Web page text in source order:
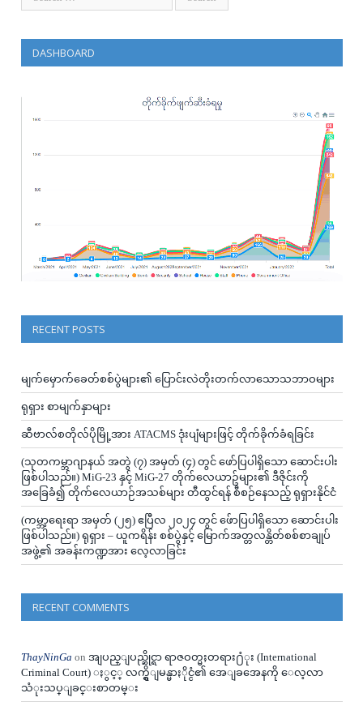
DASHBOARD
RECENT POSTS
မျက်မှောက်ခေတ်စစ်ပွဲများ၏ ပြောင်းလဲတိုးတက်လာသောသဘာဝများ
ရုရှား စာမျက်နှာများ
ဆီဗာလ်စတိုလ်ပိုမြို့အား ATACMS ဒုံးပျံများဖြင့် တိုက်ခိုက်ခံရခြင်း
(သုတကမ္ဘာဂျာနယ် အတွဲ (၇) အမှတ် (၄) တွင် ဖော်ပြပါရှိသော ဆောင်းပါး
ဖြစ်ပါသည်။) MiG-23 နှင့် MiG-27 တိုက်လေယာဥ်များ၏ ဒီဇိုင်းကို
အခြေခံ၍ တိုက်လေယာဉ်အသစ်များ တီထွင်ရန် စီစဉ်နေသည့် ရုရှားနိုင်ငံ
(ကမ္ဘာ့ရေးရာ အမှတ် (၂၅) ဧပြီလ ၂၀၂၄ တွင် ဖ်ောပြပါရှိသော ဆောင်းပါး
ဖြစ်ပါသည်။) ရုရှား – ယူကရိန်း စစ်ပွဲနှင့် မြောက်အတ္တလန္တိတ်စစ်စာချုပ်
အဖွဲ့၏ အခန်းကဏ္ဍအား လေ့လာခြင်း
RECENT COMMENTS
ThayNinGa on အျပည္ျပည္ဆိုင္ရာ ရာဇဝတ္မႈတရား႐ံုး (International
Criminal Court) ႏွင့္ လက္ရွိျမန္မာႏိုင္ငံ၏ အေျခအေနကို ေလ့လာ
သံုးသပ္ျခင္းစာတမ္း